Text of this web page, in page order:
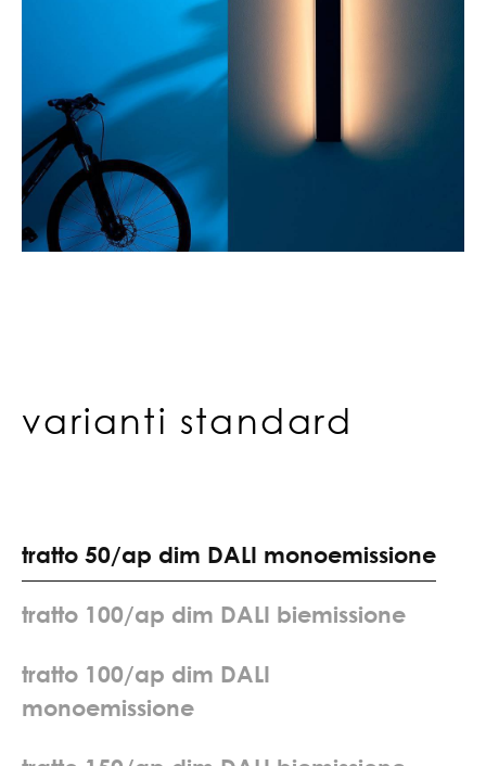
varianti standard
tratto 50/ap dim DALI monoemissione
tratto 100/ap dim DALI biemissione
tratto 100/ap dim DALI
monoemissione